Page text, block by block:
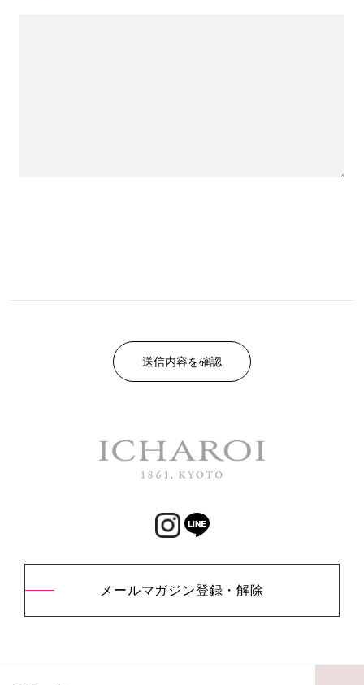
メールマガジン登録・解除